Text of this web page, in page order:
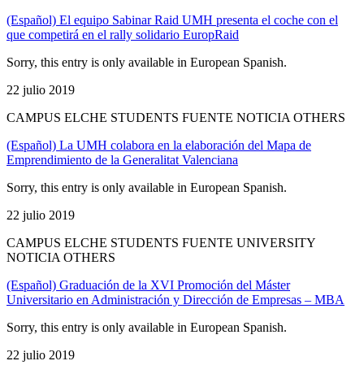
(Español) El equipo Sabinar Raid UMH presenta el coche con el
que competirá en el rally solidario EuropRaid
Sorry, this entry is only available in European Spanish.
22 julio 2019
CAMPUS ELCHE STUDENTS FUENTE NOTICIA OTHERS
(Español) La UMH colabora en la elaboración del Mapa de
Emprendimiento de la Generalitat Valenciana
Sorry, this entry is only available in European Spanish.
22 julio 2019
CAMPUS ELCHE STUDENTS FUENTE UNIVERSITY
NOTICIA OTHERS
(Español) Graduación de la XVI Promoción del Máster
Universitario en Administración y Dirección de Empresas – MBA
Sorry, this entry is only available in European Spanish.
22 julio 2019